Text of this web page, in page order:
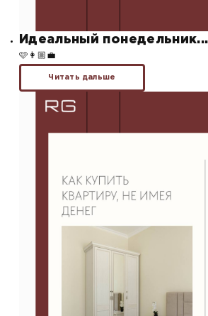
Идеальный понедельник...
🩷👩🏼‍💼
Читать дальше